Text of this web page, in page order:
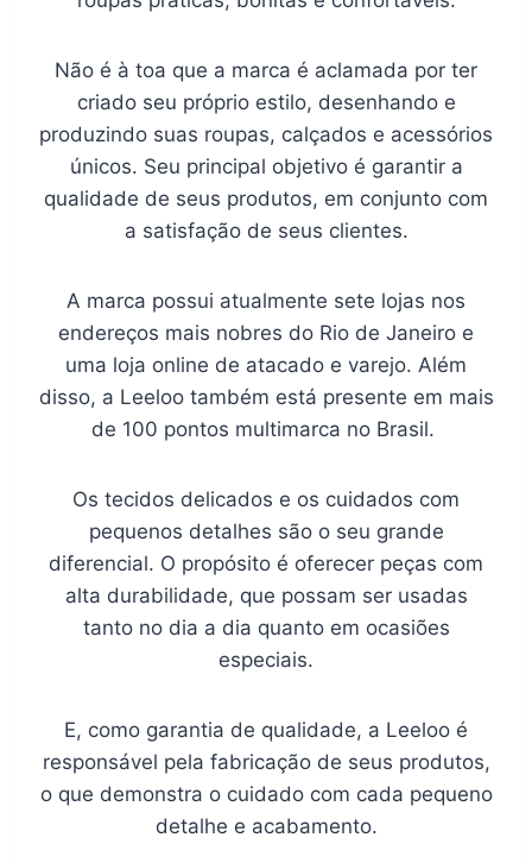
Não é à toa que a marca é aclamada por ter
criado seu próprio estilo, desenhando e
produzindo suas roupas, calçados e acessórios
únicos. Seu principal objetivo é garantir a
qualidade de seus produtos, em conjunto com
a satisfação de seus clientes.
A marca possui atualmente sete lojas nos
endereços mais nobres do Rio de Janeiro e
uma loja online de atacado e varejo. Além
disso, a Leeloo também está presente em mais
de 100 pontos multimarca no Brasil.
Os tecidos delicados e os cuidados com
pequenos detalhes são o seu grande
diferencial. O propósito é oferecer peças com
alta durabilidade, que possam ser usadas
tanto no dia a dia quanto em ocasiões
especiais.
E, como garantia de qualidade, a Leeloo é
responsável pela fabricação de seus produtos,
o que demonstra o cuidado com cada pequeno
detalhe e acabamento.